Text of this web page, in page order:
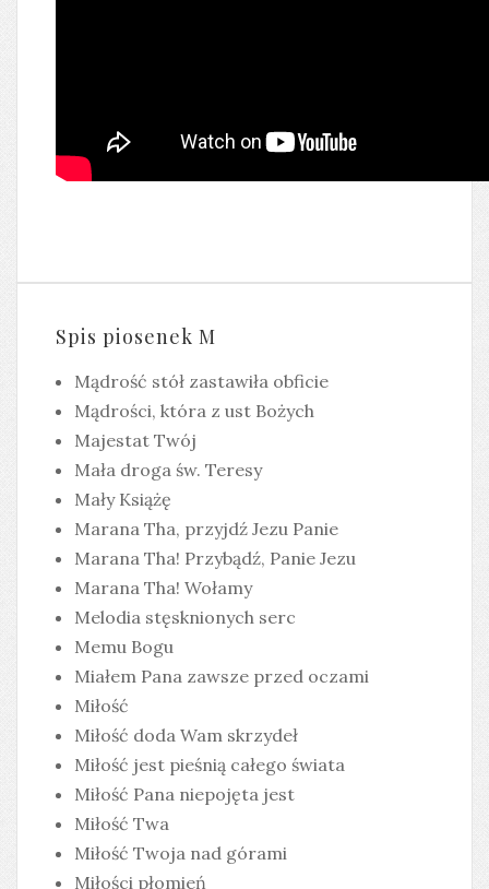
Spis piosenek M
Mądrość stół zastawiła obficie
Mądrości, która z ust Bożych
Majestat Twój
Mała droga św. Teresy
Mały Książę
Marana Tha, przyjdź Jezu Panie
Marana Tha! Przybądź, Panie Jezu
Marana Tha! Wołamy
Melodia stęsknionych serc
Memu Bogu
Miałem Pana zawsze przed oczami
Miłość
Miłość doda Wam skrzydeł
Miłość jest pieśnią całego świata
Miłość Pana niepojęta jest
Miłość Twa
Miłość Twoja nad górami
Miłości płomień